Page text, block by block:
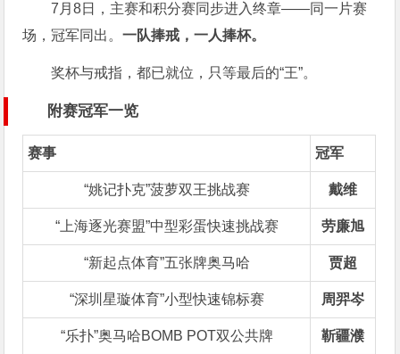
7月8日，主赛和积分赛同步进入终章——同一片赛
场，冠军同出。一队捧戒，一人捧杯。
奖杯与戒指，都已就位，只等最后的“王”。
附赛冠军一览
赛事 冠军
“姚记扑克”菠萝双王挑战赛 戴维
“上海逐光赛盟”中型彩蛋快速挑战赛 劳廉旭
“新起点体育”五张牌奥马哈 贾超
“深圳星璇体育”小型快速锦标赛 周羿岑
“乐扑”奥马哈BOMB POT双公共牌 靳疆濮